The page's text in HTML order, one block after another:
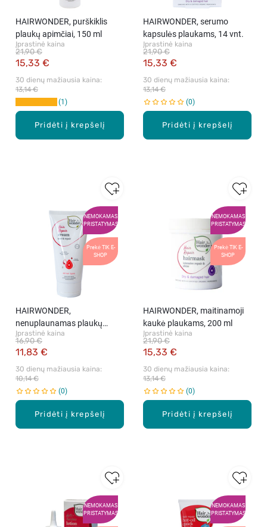
Pridėti į krepšelį
HAIRWONDER, purškiklis
plaukų apimčiai, 150 ml
Įprastinė kaina
15,33 €
21,90 €
30 dienų mažiausia kaina:
13,14 €
1
Pridėti į krepšelį
HAIRWONDER, serumo
kapsulės plaukams, 14 vnt.
Įprastinė kaina
15,33 €
21,90 €
30 dienų mažiausia kaina:
13,14 €
0
NEMOKAMAS
PRISTATYMAS
Prekė TIK E-
SHOP
Pridėti į krepšelį
HAIRWONDER,
nenuplaunamas plaukų
kremas, 100 ml
Įprastinė kaina
11,83 €
16,90 €
30 dienų mažiausia kaina:
10,14 €
0
NEMOKAMAS
PRISTATYMAS
Prekė TIK E-
SHOP
Pridėti į krepšelį
HAIRWONDER, maitinamoji
kaukė plaukams, 200 ml
Įprastinė kaina
15,33 €
21,90 €
30 dienų mažiausia kaina:
13,14 €
0
NEMOKAMAS
PRISTATYMAS
NEMOKAMAS
PRISTATYMAS